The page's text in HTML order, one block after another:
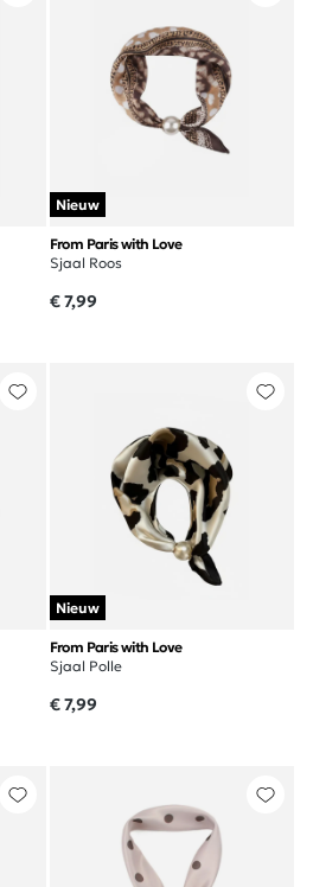
Nieuw
From Paris with Love
Sjaal Roos
€ 7,99
Nieuw
From Paris with Love
Sjaal Polle
€ 7,99